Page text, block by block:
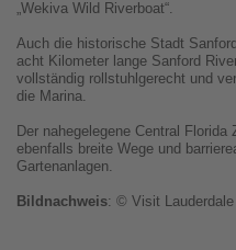
„Wekiva Wild Riverboat“.
Auch die historische Stadt
acht Kilometer lange Sanford
vollständig rollstuhlgerecht und
die Marina.
Der nahegelegene Central
ebenfalls breite Wege und
Gartenanlagen.
Bildnachweis: © Visit Lauderdale